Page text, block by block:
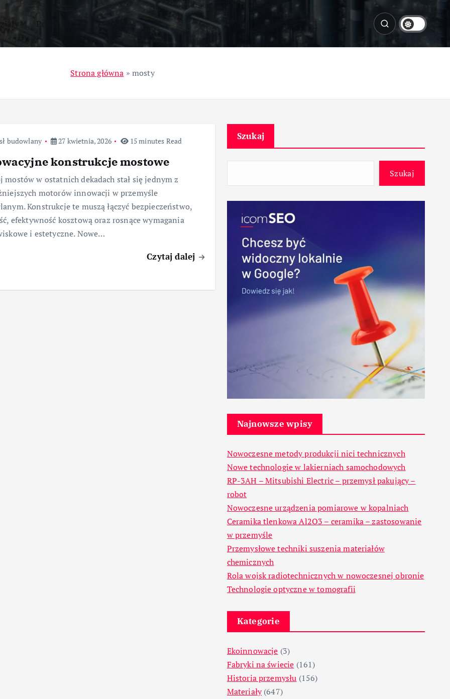
Przemysł
Strona główna » mosty
budowlany 27 kwietnia, 2026 15 minutes Read
konstrukcje mostowe
mostów w ostatnich dekadach stał się jednym z
motorów innowacji w przemyśle
Konstrukcje te muszą łączyć bezpieczeństwo,
efektywność kosztową oraz rosnące wymagania
i estetyczne. Nowe…
Czytaj dalej
Szukaj
Szukaj
Najnowsze wpisy
Nowoczesne metody produkcji nici technicznych
Nowe technologie w lakierniach samochodowych
RP-3AH – Mitsubishi Electric – przemysł pakujący –
robot
Nowoczesne urządzenia pomiarowe w kopalniach
Ceramika tlenkowa Al2O3 – ceramika – zastosowanie
w przemyśle
Przemysłowe techniki suszenia materiałów
chemicznych
Rola wojsk radiotechnicznych w nowoczesnej obronie
Technologie optyczne w tomografii
Kategorie
Ekoinnowacje (3)
Fabryki na świecie (161)
Historia przemysłu (156)
Materiały(647)